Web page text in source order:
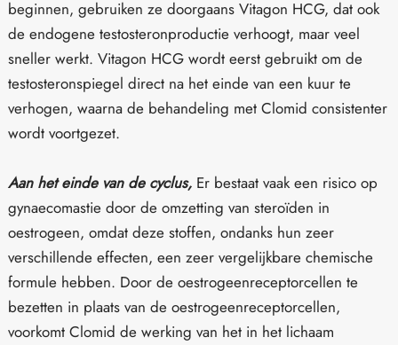
beginnen, gebruiken ze doorgaans Vitagon HCG, dat ook
de endogene testosteronproductie verhoogt, maar veel
sneller werkt. Vitagon HCG wordt eerst gebruikt om de
testosteronspiegel direct na het einde van een kuur te
verhogen, waarna de behandeling met Clomid consistenter
wordt voortgezet.
Aan het einde van de cyclus, Er bestaat vaak een risico op
gynaecomastie door de omzetting van steroïden in
oestrogeen, omdat deze stoffen, ondanks hun zeer
verschillende effecten, een zeer vergelijkbare chemische
formule hebben. Door de oestrogeenreceptorcellen te
bezetten in plaats van de oestrogeenreceptorcellen,
voorkomt Clomid de werking van het in het lichaam